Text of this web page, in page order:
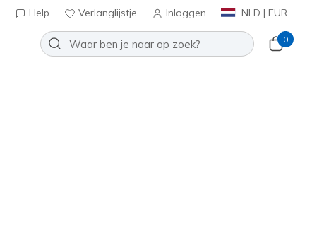
Help Verlanglijstje Inloggen NLD | EUR
0